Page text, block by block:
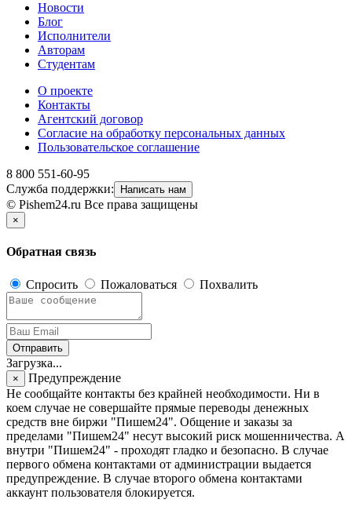
Новости
Блог
Исполнители
Авторам
Студентам
О проекте
Контакты
Агентский договор
Согласие на обработку персональных данных
Пользовательское соглашение
8 800 551-60-95
Служба поддержки:
Написать нам
© Pishem24.ru Все права защищены
×
Обратная связь
Спросить Пожаловаться Похвалить
Отправить
Загрузка...
×
Предупреждение
Не сообщайте контакты без крайней необходимости. Ни в
коем случае не совершайте прямые переводы денежных
средств вне биржи "Пишем24". Общение и заказы за
пределами "Пишем24" несут высокий риск мошенничества. А
внутри "Пишем24" - проходят гладко и безопасно. В случае
первого обмена контактами от администрации выдается
предупреждение. В случае второго обмена контактами
аккаунт пользователя блокируется.